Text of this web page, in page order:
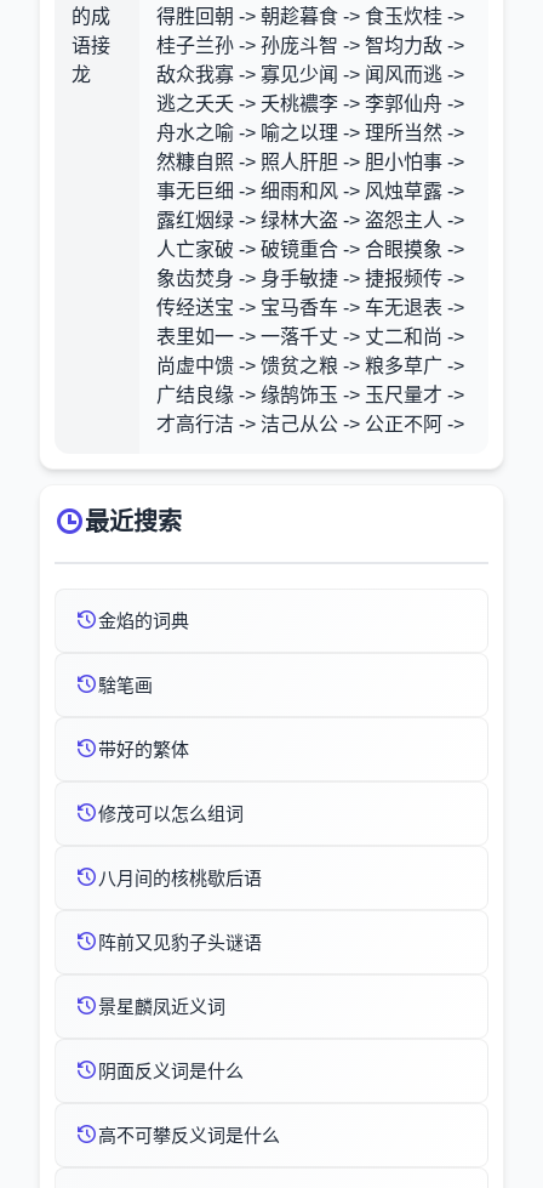
的成
语接
龙
得胜回朝 -> 朝趁暮食 -> 食玉炊桂 ->
桂子兰孙 -> 孙庞斗智 -> 智均力敌 ->
敌众我寡 -> 寡见少闻 -> 闻风而逃 ->
逃之夭夭 -> 夭桃襛李 -> 李郭仙舟 ->
舟水之喻 -> 喻之以理 -> 理所当然 ->
然糠自照 -> 照人肝胆 -> 胆小怕事 ->
事无巨细 -> 细雨和风 -> 风烛草露 ->
露红烟绿 -> 绿林大盗 -> 盗怨主人 ->
人亡家破 -> 破镜重合 -> 合眼摸象 ->
象齿焚身 -> 身手敏捷 -> 捷报频传 ->
传经送宝 -> 宝马香车 -> 车无退表 ->
表里如一 -> 一落千丈 -> 丈二和尚 ->
尚虚中馈 -> 馈贫之粮 -> 粮多草广 ->
广结良缘 -> 缘鹄饰玉 -> 玉尺量才 ->
才高行洁 -> 洁己从公 -> 公正不阿 ->
最近搜索
金焰的词典
騇笔画
带好的繁体
修茂可以怎么组词
八月间的核桃歇后语
阵前又见豹子头谜语
景星麟凤近义词
阴面反义词是什么
高不可攀反义词是什么